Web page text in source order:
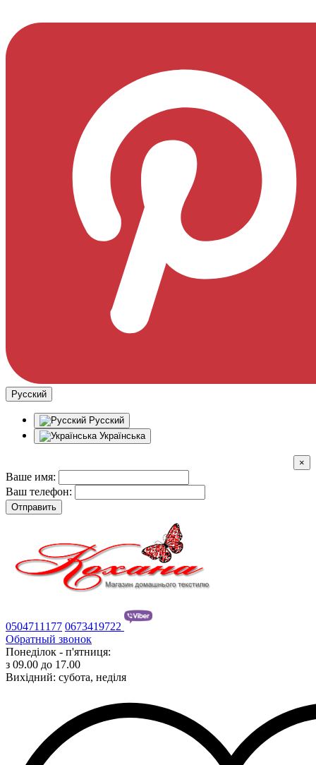
Русский
Русский
Українська
×
Ваше имя:
Ваш телефон:
Отправить
0504711177 0673419722
Обратный звонок
Понеділок - п'ятниця:
з 09.00 до 17.00
Вихідний: субота, неділя